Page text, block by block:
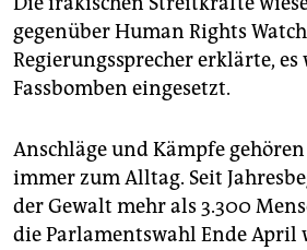
gegenüber Human Rights
Regierungssprecher erklärte,
Fassbomben eingesetzt.
Anschläge und Kämpfe
immer zum Alltag. Seit
der Gewalt mehr als 3.300
die Parlamentswahl Ende April